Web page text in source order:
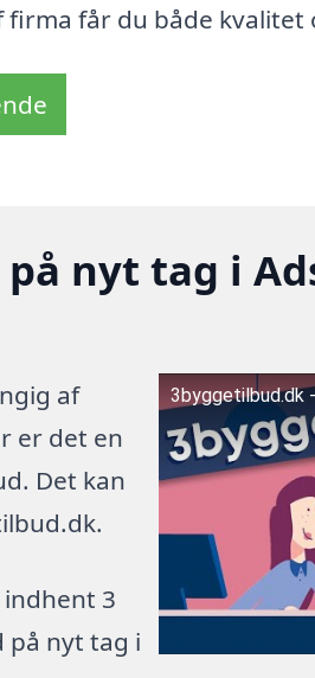
får du både kvalitet
nyt tag i
af
er det en
Det kan
3
nyt tag i
3byggetilbud.dk